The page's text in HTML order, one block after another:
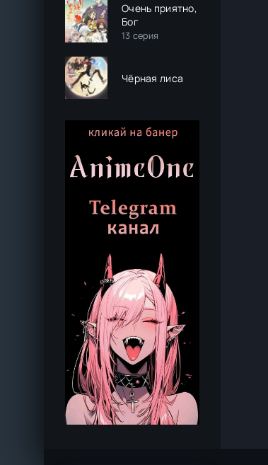
Очень приятно,
Бог
13 серия
Чёрная лиса